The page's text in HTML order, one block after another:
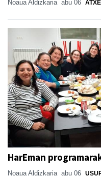
Noaua Aldizkaria abu 06
HarEman
Noaua Aldizkaria abu 06